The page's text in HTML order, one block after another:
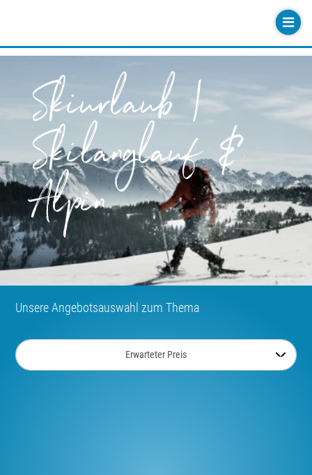
Skiurlaub |
Skilanglauf &
Alpin
Unsere Angebotsauswahl zum Thema